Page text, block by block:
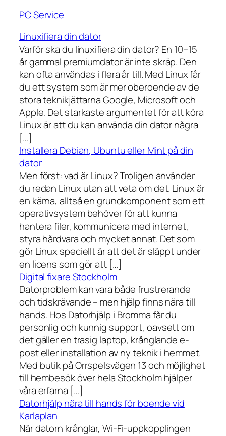
PC Service
Linuxifiera din dator
Varför ska du linuxifiera din dator? En 10–15
år gammal premiumdator är inte skräp. Den
kan ofta användas i flera år till. Med Linux får
du ett system som är mer oberoende av de
stora teknikjättarna Google, Microsoft och
Apple. Det starkaste argumentet för att köra
Linux är att du kan använda din dator några
[…]
Installera Debian, Ubuntu eller Mint på din
dator
Men först: vad är Linux? Troligen använder
du redan Linux utan att veta om det. Linux är
en kärna, alltså en grundkomponent som ett
operativsystem behöver för att kunna
hantera filer, kommunicera med internet,
styra hårdvara och mycket annat. Det som
gör Linux speciellt är att det är släppt under
en licens som gör att […]
Digital fixare Stockholm
Datorproblem kan vara både frustrerande
och tidskrävande – men hjälp finns nära till
hands. Hos Datorhjälp i Bromma får du
personlig och kunnig support, oavsett om
det gäller en trasig laptop, krånglande e-
post eller installation av ny teknik i hemmet.
Med butik på Orrspelsvägen 13 och möjlighet
till hembesök över hela Stockholm hjälper
våra erfarna […]
Datorhjälp nära till hands för boende vid
Karlaplan
När datorn krånglar, Wi-Fi-uppkopplingen